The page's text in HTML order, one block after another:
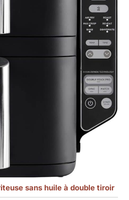
sans huile à double tiroir